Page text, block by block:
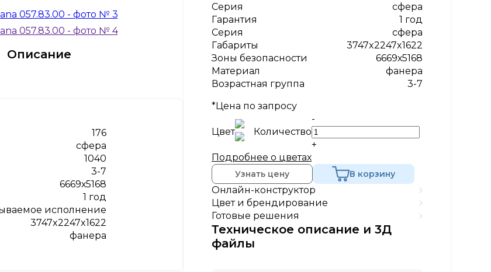
Описание
176
сфера
1040
3-7
6669х5168
1 год
исполнение
3747x2247x1622
фанера
Серия
сфера
Гарантия
1 год
Серия
сфера
Габариты
3747x2247x1622
Зоны безопасности
6669х5168
Материал
фанера
Возрастная группа
3-7
*Цена по запросу
Цвет Количество
-
+
Подробнее о цветах
Узнать цену В корзину
Онлайн-конструктор
Цвет и брендирование
Готовые решения
Техническое описание и 3Д
файлы